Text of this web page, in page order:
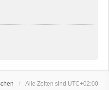
Alle Zeiten sind UTC+02:00